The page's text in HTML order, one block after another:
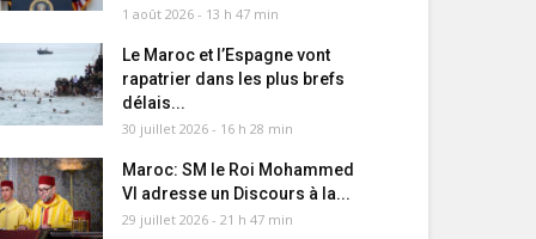
1 août 2026 - 13 h 47 min
Le Maroc et l’Espagne vont
rapatrier dans les plus brefs
délais...
30 juillet 2026 - 16 h 28 min
Maroc: SM le Roi Mohammed
VI adresse un Discours à la...
29 juillet 2026 - 21 h 47 min